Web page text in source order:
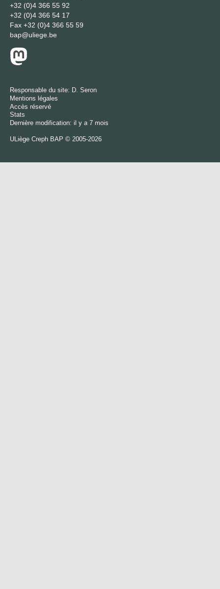
+32 (0)4 366 55 92
+32 (0)4 366 54 17
Fax +32 (0)4 366 55 59
bap@uliege.be
Responsable du site: D. Seron
Mentions légales
Accès réservé
Stats
Dernière modification: il y a 7 mois
ULiège Creph BAP © 2005-2026